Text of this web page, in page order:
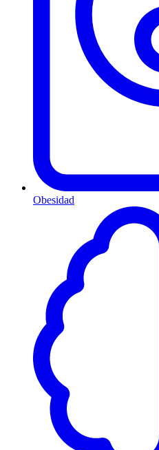
Obesidad